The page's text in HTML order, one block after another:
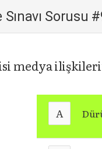
Sorusu
medya
A